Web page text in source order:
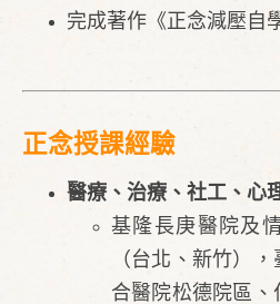
完成著作《正念減壓自
正念授課經驗
醫療、治療、社工、心
基隆長庚醫院及
（台北、新竹）
合醫院松德院區